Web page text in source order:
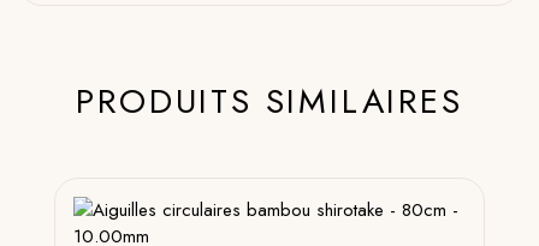
PRODUITS SIMILAIRES